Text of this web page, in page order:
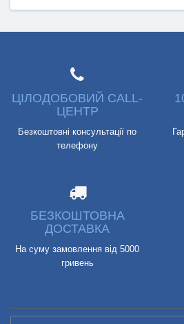
ЦІЛОДОБОВИЙ CALL-
ЦЕНТР
Безкоштовні консультації по
телефону
БЕЗКОШТОВНА
ДОСТАВКА
На суму замовлення від 5000
гривень